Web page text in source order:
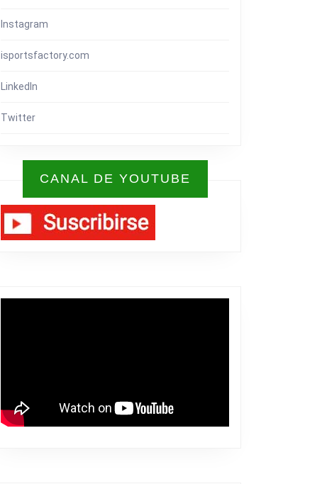
Instagram
isportsfactory.com
LinkedIn
Twitter
CANAL DE YOUTUBE